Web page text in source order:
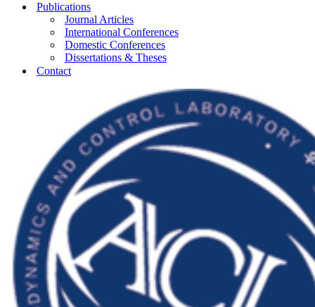
Publications
Journal Articles
International Conferences
Domestic Conferences
Dissertations & Theses
Contact